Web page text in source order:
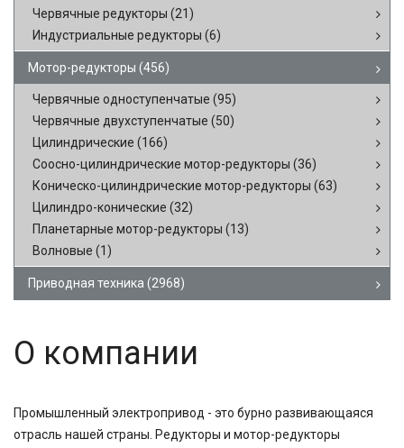
Червячные редукторы (21)
Индустриальные редукторы (6)
Мотор-редукторы (456)
Червячные одноступенчатые (95)
Червячные двухступенчатые (50)
Цилиндрические (166)
Соосно-цилиндрические мотор-редукторы (36)
Коническо-цилиндрические мотор-редукторы (63)
Цилиндро-конические (32)
Планетарные мотор-редукторы (13)
Волновые (1)
Приводная техника (2968)
О компании
Промышленный электропривод - это бурно развивающаяся
отрасль нашей страны. Редукторы и мотор-редукторы